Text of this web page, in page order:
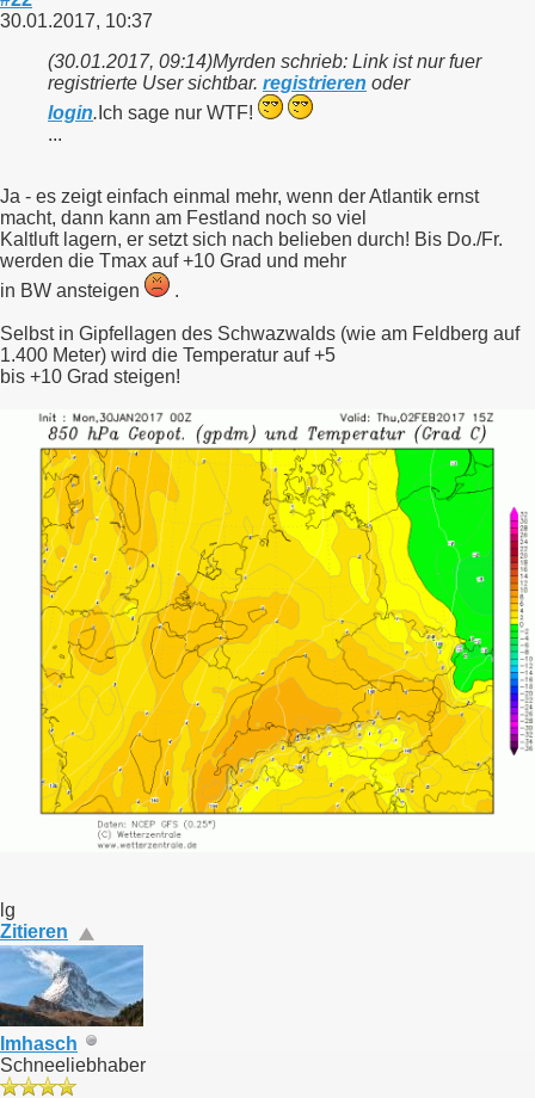
30.01.2017, 10:37
(30.01.2017, 09:14)Myrden schrieb: Link ist nur fuer
registrierte User sichtbar. registrieren oder
login. Ich sage nur WTF!
...
Ja - es zeigt einfach einmal mehr, wenn der Atlantik ernst
macht, dann kann am Festland noch so viel
Kaltluft lagern, er setzt sich nach belieben durch! Bis Do./Fr.
werden die Tmax auf +10 Grad und mehr
in BW ansteigen
.
Selbst in Gipfellagen des Schwazwalds (wie am Feldberg auf
1.400 Meter) wird die Temperatur auf +5
bis +10 Grad steigen!
lg
Zitieren
Imhasch
Schneeliebhaber